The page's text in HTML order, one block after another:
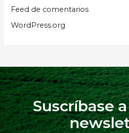
Feed de comentarios
WordPress.org
Suscríbase